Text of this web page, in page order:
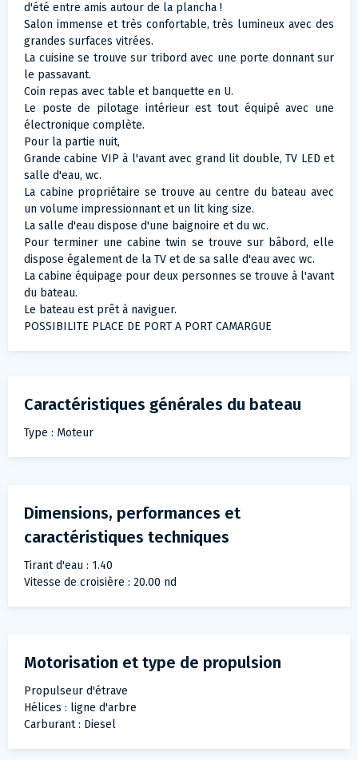
d'été entre amis autour de la plancha !
Salon immense et très confortable, très lumineux avec des
grandes surfaces vitrées.
La cuisine se trouve sur tribord avec une porte donnant sur
le passavant.
Coin repas avec table et banquette en U.
Le poste de pilotage intérieur est tout équipé avec une
électronique complète.
Pour la partie nuit,
Grande cabine VIP à l'avant avec grand lit double, TV LED et
salle d'eau, wc.
La cabine propriétaire se trouve au centre du bateau avec
un volume impressionnant et un lit king size.
La salle d'eau dispose d'une baignoire et du wc.
Pour terminer une cabine twin se trouve sur bâbord, elle
dispose également de la TV et de sa salle d'eau avec wc.
La cabine équipage pour deux personnes se trouve à l'avant
du bateau.
Le bateau est prêt à naviguer.
POSSIBILITE PLACE DE PORT A PORT CAMARGUE
Caractéristiques générales du bateau
Type : Moteur
Dimensions, performances et
caractéristiques techniques
Tirant d'eau : 1.40
Vitesse de croisière : 20.00 nd
Motorisation et type de propulsion
Propulseur d'étrave
Hélices : ligne d'arbre
Carburant : Diesel